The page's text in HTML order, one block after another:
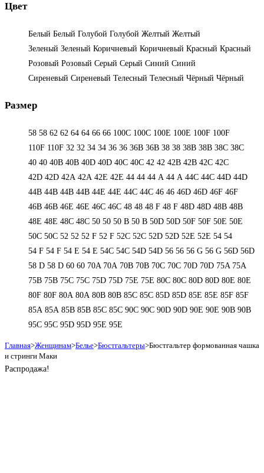
Цвет
Белый Белый Голубой Голубой Желтый Желтый
Зеленый Зеленый Коричневый Коричневый Красный Красный
Розовый Розовый Серый Серый Синий Синий
Сиреневый Сиреневый Телесный Телесный Чёрный Чёрный
Размер
58 58 62 62 64 64 66 66 100C 100C 100E 100E 100F 100F
110F 110F 32 32 34 34 36 36 36B 36B 38 38 38B 38B 38С 38С
40 40 40B 40B 40D 40D 40С 40С 42 42 42B 42B 42C 42C
42D 42D 42А 42А 42Е 42Е 44 44 44 А 44 А 44C 44C 44D 44D
44В 44В 44В 44В 44Е 44Е 44С 44С 46 46 46D 46D 46F 46F
46В 46В 46Е 46Е 46С 46С 48 48 48 F 48 F 48D 48D 48В 48В
48Е 48Е 48С 48С 50 50 50 B 50 B 50D 50D 50F 50F 50Е 50Е
50С 50С 52 52 52 F 52 F 52C 52C 52D 52D 52E 52E 54 54
54 F 54 F 54 Е 54 Е 54C 54C 54D 54D 56 56 56 G 56 G 56D 56D
58 D 58 D 60 60 70A 70A 70B 70B 70C 70C 70D 70D 75A 75A
75B 75B 75C 75C 75D 75D 75E 75E 80C 80C 80D 80D 80E 80E
80F 80F 80А 80А 80В 80В 85C 85C 85D 85D 85E 85E 85F 85F
85А 85А 85В 85В 85С 85С 90C 90C 90D 90D 90E 90E 90В 90В
95C 95C 95D 95D 95E 95E
Главная>Женщинам>Белье>Бюстгальтеры>Бюстгальтер формованная чашка
и стринги Маки
Распродажа!